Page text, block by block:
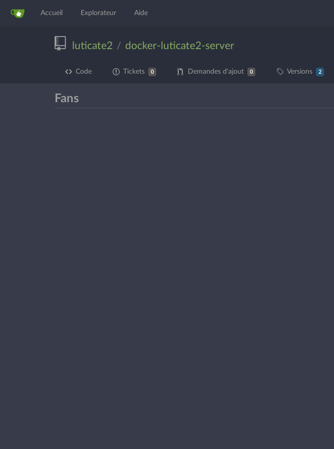
Accueil Explorateur Aide
luticate2 / docker-luticate2-server
Code Tickets 0 Demandes d'ajout 0 Versions 2
Fans